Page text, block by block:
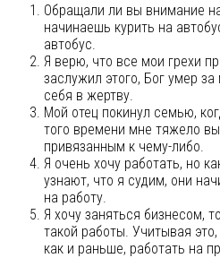
Обращали ли вы внимание
начинаешь курить на
автобус.
Я верю, что все мои грехи
заслужил этого, Бог умер
себя в жертву.
Мой отец покинул семью,
того времени мне тяжело
привязанным к чему-либо.
Я очень хочу работать, но
узнают, что я судим, они
на работу.
Я хочу заняться бизнесом,
такой работы. Учитывая
как и раньше, работать на